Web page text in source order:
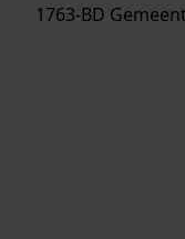
1763-BD